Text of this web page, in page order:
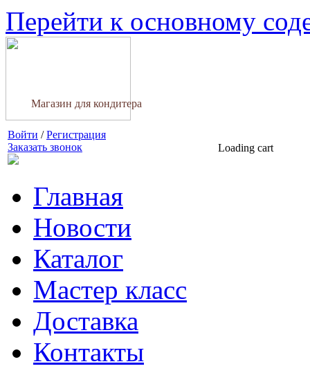
Перейти к основному
Магазин для кондитера
Войти /Регистрация
Заказать звонок
Loading cart
Главная
Новости
Каталог
Мастер класс
Доставка
Контакты